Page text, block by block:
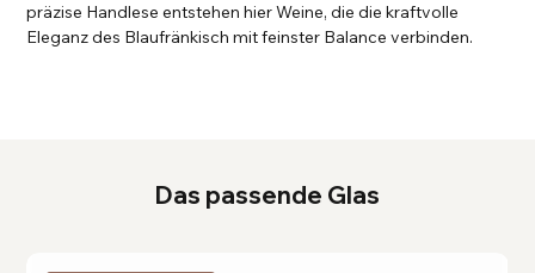
Das passende Glas
präzise Handlese entstehen hier Weine, die die kraftvolle
Eleganz des Blaufränkisch mit feinster Balance verbinden.